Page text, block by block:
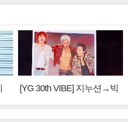
[YG 30th VIBE] 지누션→빅